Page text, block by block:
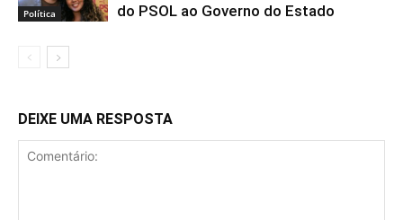
Política
do PSOL ao Governo do Estado
DEIXE UMA RESPOSTA